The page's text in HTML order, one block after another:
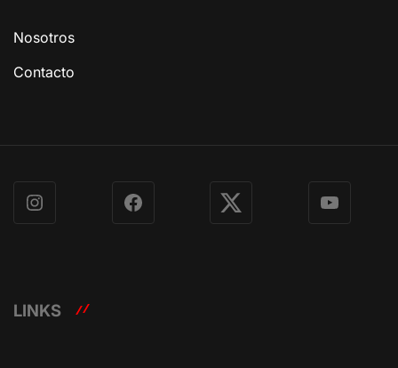
Nosotros
Contacto
Instagram Facebook X YouTube
LINKS